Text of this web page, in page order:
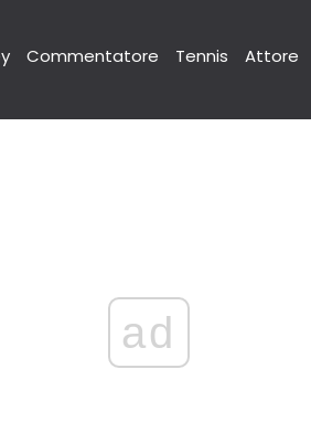
Commentatore Tennis Attore
ad